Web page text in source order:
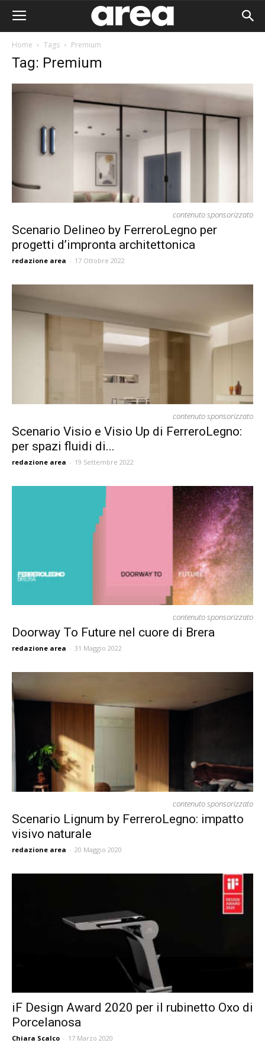
Home Tags Premium
Tag: Premium
contenuto sponsorizzato
Scenario Delineo by FerreroLegno per
progetti d’impronta architettonica
redazione area - 17 Ottobre 2022
contenuto sponsorizzato
Scenario Visio e Visio Up di FerreroLegno:
per spazi fluidi di...
redazione area - 19 Settembre 2022
contenuto sponsorizzato
Doorway To Future nel cuore di Brera
redazione area - 31 Maggio 2022
contenuto sponsorizzato
Scenario Lignum by FerreroLegno: impatto
visivo naturale
redazione area - 20 Maggio 2020
iF Design Award 2020 per il rubinetto Oxo di
Porcelanosa
Chiara Scalco - 17 Marzo 2020